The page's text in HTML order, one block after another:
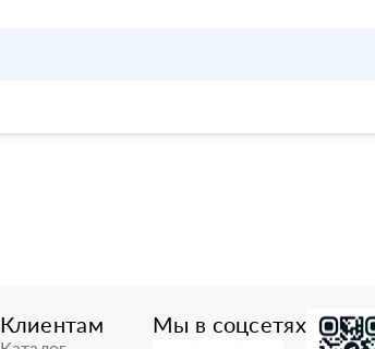
Клиентам Мы в соцсетях